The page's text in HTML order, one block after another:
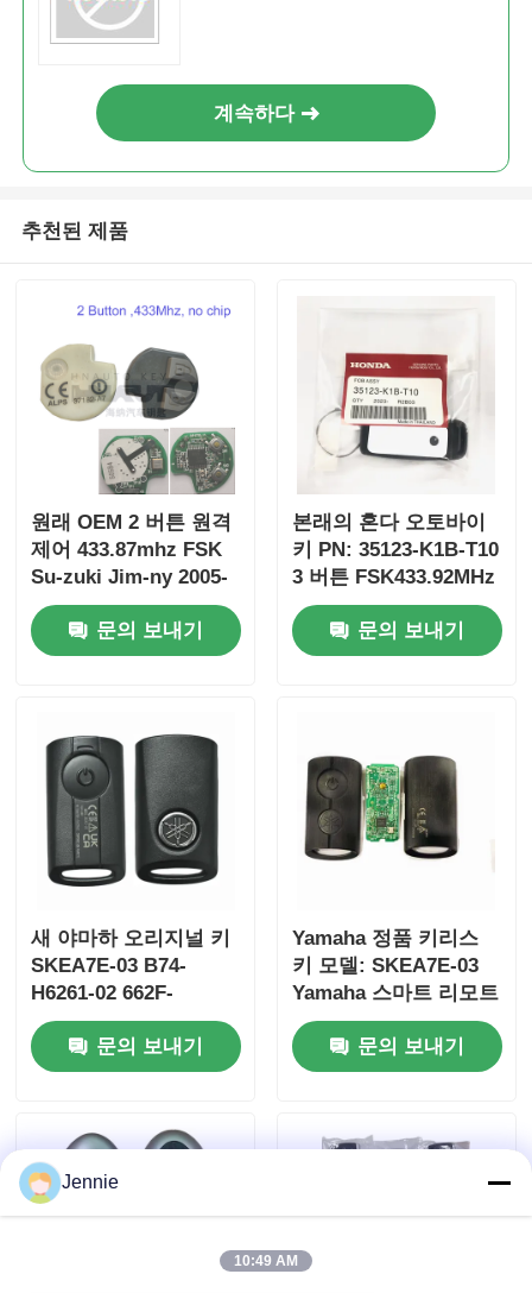
제품 소개
계속하다
추천된 제품
원래 OEM 2 버튼 원격
제어 433.87mhz FSK
Su-zuki Jim-ny 2005-
2017 칩 없음 37182-A7
도매 MOQ 50pcs 전용
제어
문의 보내기
본래의 혼다 오토바이
키 PN: 35123-K1B-T10
3 버튼 FSK433.92MHz
ID47chip 원격 자동차
키
문의 보내기
새 야마하 오리지널 키
SKEA7E-03 B74-
H6261-02 662F-
SKEA7D03
문의 보내기
Yamaha 정품 키리스
키 모델: SKEA7E-03
Yamaha 스마트 리모트
키 B74-H6261-
02/662F-SKEA7D03용
문의 보내기
Jennie
10:49 AM